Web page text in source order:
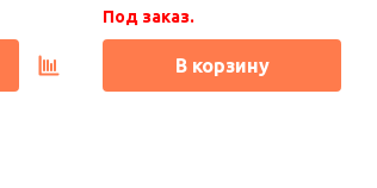
Под заказ.
В корзину